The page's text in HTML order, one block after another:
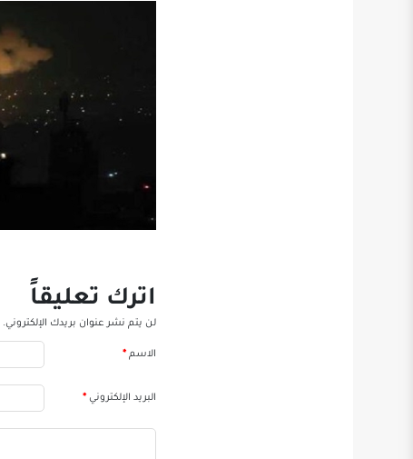
اترك تعليقاً
لن يتم نشر عنوان بريدك الإلكتروني.
الاسم*
البريد الإلكتروني*